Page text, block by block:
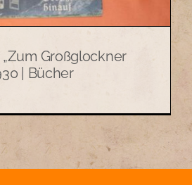
Großglockner
| Bücher